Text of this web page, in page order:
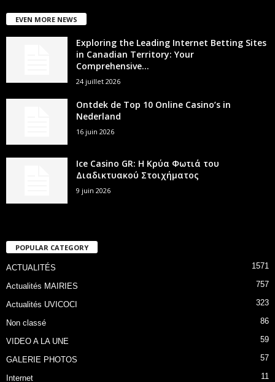
EVEN MORE NEWS
Exploring the Leading Internet Betting Sites
in Canadian Territory: Your
Comprehensive...
24 juillet 2026
Ontdek de Top 10 Online Casino’s in
Nederland
16 juin 2026
Ice Casino GR: Η Κρύα Φωτιά του
Διαδικτυακού Στοιχήματος
9 juin 2026
POPULAR CATEGORY
ACTUALITÉS 1571
Actualités MAIRIES 757
Actualités UVICOCI 323
Non classé 86
VIDEO A LA UNE 59
GALERIE PHOTOS 57
Internet 11